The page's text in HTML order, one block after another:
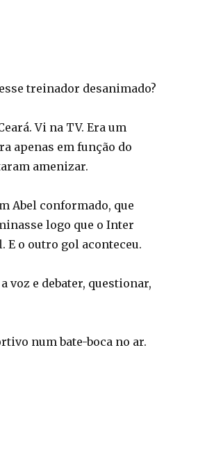
treinador desanimado?
Vi na TV. Era um
apenas em função do
amenizar.
Abel conformado, que
logo que o Inter
E o outro gol aconteceu.
voz e debater, questionar,
num bate-boca no ar.